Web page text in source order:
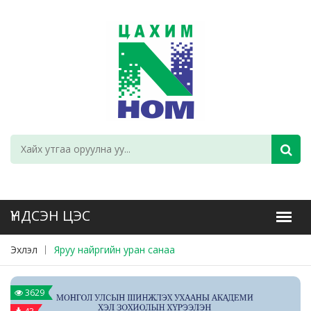
Эхлэл Яруу найргийн уран санаа
3629